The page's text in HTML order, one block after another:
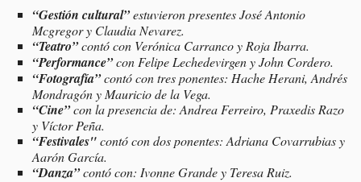
“Gestión cultural”estuvieron presentes José Antonio
Mcgregor y Claudia Nevarez.
“Teatro”contó con Verónica Carranco y Roja Ibarra.
“Performance”con Felipe Lechedevirgen y John Cordero.
“Fotografía”contó con tres ponentes: Hache Herani, Andrés
Mondragón y Mauricio de la Vega.
“Cine”con la presencia de: Andrea Ferreiro, Praxedis Razo
y Víctor Peña.
“Festivales"contó con dos ponentes: Adriana Covarrubias y
Aarón García.
“Danza”contó con: Ivonne Grande y Teresa Ruiz.